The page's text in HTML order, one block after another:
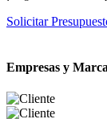
Solicitar
Empresas y